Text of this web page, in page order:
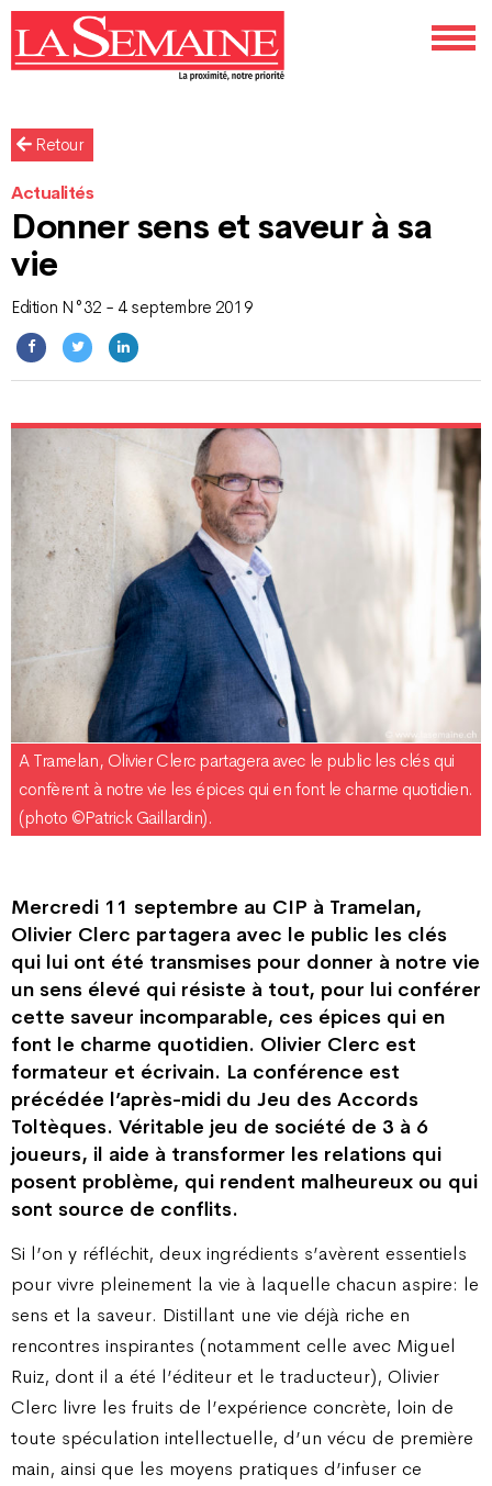
Retour
Actualités
Donner sens et saveur à sa
vie
Edition N°32 - 4 septembre 2019
A Tramelan, Olivier Clerc partagera avec le public les clés qui
confèrent à notre vie les épices qui en font le charme quotidien.
(photo ©Patrick Gaillardin).
Mercredi 11 septembre au CIP à Tramelan,
Olivier Clerc partagera avec le public les clés
qui lui ont été transmises pour donner à notre vie
un sens élevé qui résiste à tout, pour lui conférer
cette saveur incomparable, ces épices qui en
font le charme quotidien. Olivier Clerc est
formateur et écrivain. La conférence est
précédée l’après-midi du Jeu des Accords
Toltèques. Véritable jeu de société de 3 à 6
joueurs, il aide à transformer les relations qui
posent problème, qui rendent malheureux ou qui
sont source de conflits.
Si l’on y réfléchit, deux ingrédients s’avèrent essentiels
pour vivre pleinement la vie à laquelle chacun aspire: le
sens et la saveur. Distillant une vie déjà riche en
rencontres inspirantes (notamment celle avec Miguel
Ruiz, dont il a été l’éditeur et le traducteur), Olivier
Clerc livre les fruits de l’expérience concrète, loin de
toute spéculation intellectuelle, d’un vécu de première
main, ainsi que les moyens pratiques d’infuser ce